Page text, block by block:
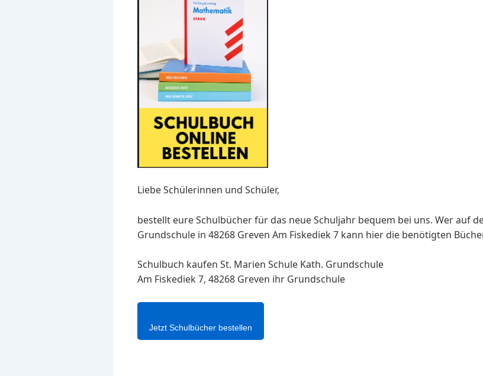
Liebe Schülerinnen und Schüler,
bestellt eure Schulbücher für das neue Schuljahr bequem bei uns. Wer auf
Grundschule in 48268 Greven Am Fiskediek 7 kann hier die benötigten
Schulbuch kaufen St. Marien Schule Kath. Grundschule
Am Fiskediek 7, 48268 Greven ihr Grundschule
Jetzt Schulbücher bestellen